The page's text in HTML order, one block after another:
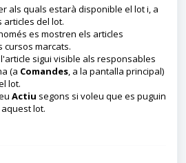
als quals estarà disponible el lot i, a
articles del lot.
es mostren els articles
cursos marcats.
sigui visible als responsables
(a Comandes, a la pantalla principal)
lot.
Actiu segons si voleu que es puguin
lot.